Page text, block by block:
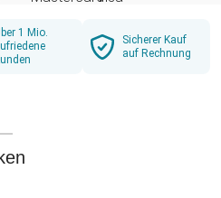
1 Mio.
Sicherer Kauf
auf Rechnung